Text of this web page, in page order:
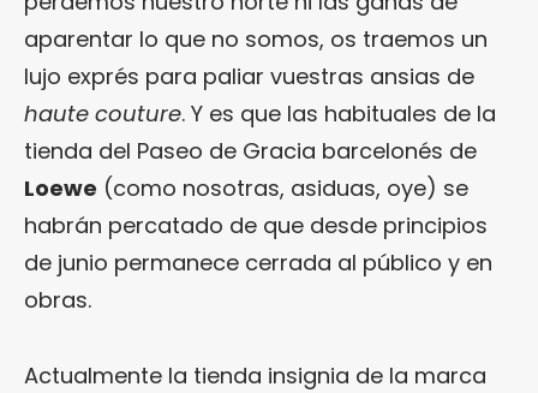
aparentar lo que no somos, os traemos un
lujo exprés para paliar vuestras ansias de
haute couture. Y es que las habituales de la
tienda del Paseo de Gracia barcelonés de
Loewe (como nosotras, asiduas, oye) se
habrán percatado de que desde principios
de junio permanece cerrada al público y en
obras.
Actualmente la tienda insignia de la marca